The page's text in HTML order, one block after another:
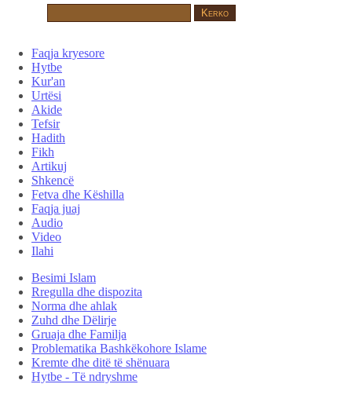
Faqja kryesore
Hytbe
Kur'an
Urtësi
Akide
Tefsir
Hadith
Fikh
Artikuj
Shkencë
Fetva dhe Këshilla
Faqja juaj
Audio
Video
Ilahi
Besimi Islam
Rregulla dhe dispozita
Norma dhe ahlak
Zuhd dhe Dëlirje
Gruaja dhe Familja
Problematika Bashkëkohore Islame
Kremte dhe ditë të shënuara
Hytbe - Të ndryshme